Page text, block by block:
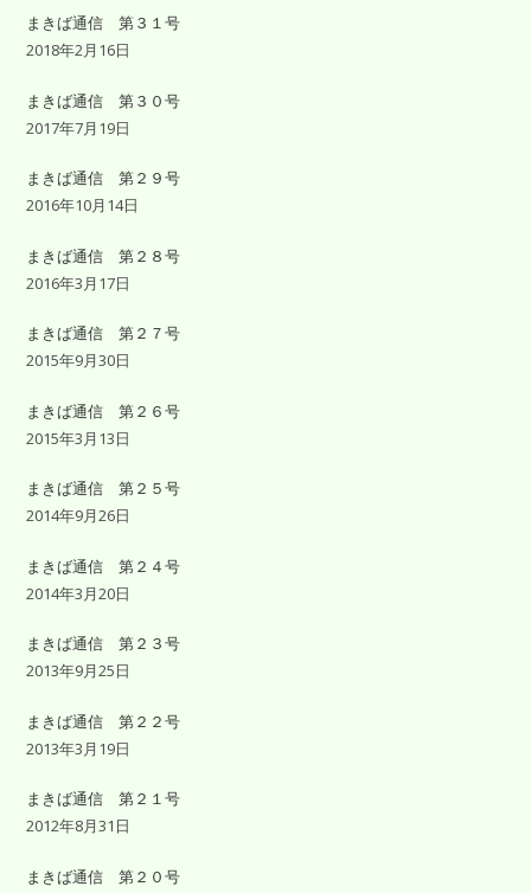
まきば通信 第３１号
2018年2月16日
まきば通信 第３０号
2017年7月19日
まきば通信 第２９号
2016年10月14日
まきば通信 第２８号
2016年3月17日
まきば通信 第２７号
2015年9月30日
まきば通信 第２６号
2015年3月13日
まきば通信 第２５号
2014年9月26日
まきば通信 第２４号
2014年3月20日
まきば通信 第２３号
2013年9月25日
まきば通信 第２２号
2013年3月19日
まきば通信 第２１号
2012年8月31日
まきば通信 第２０号